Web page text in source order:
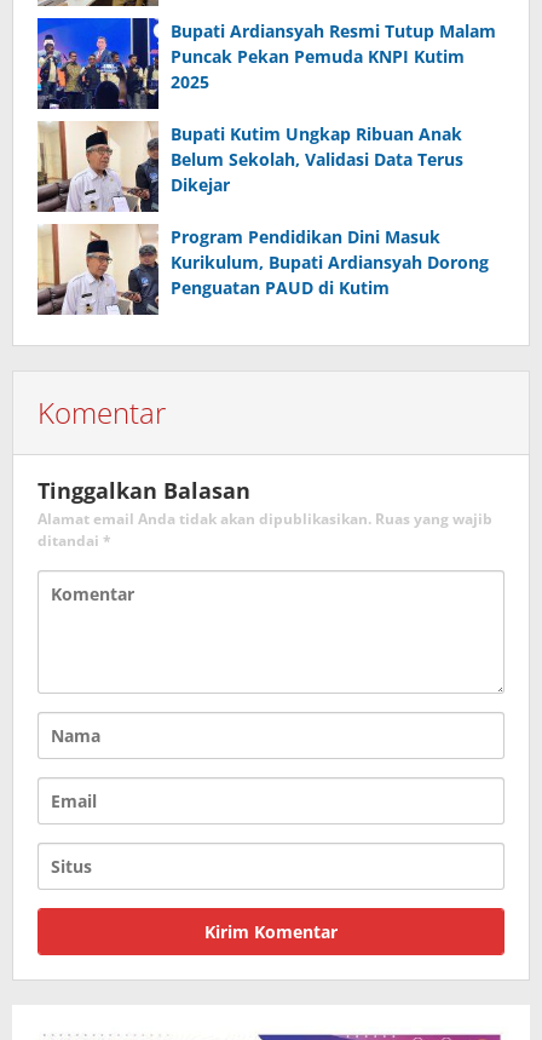
Bupati Ardiansyah Resmi Tutup Malam
Puncak Pekan Pemuda KNPI Kutim
2025
Bupati Kutim Ungkap Ribuan Anak
Belum Sekolah, Validasi Data Terus
Dikejar
Program Pendidikan Dini Masuk
Kurikulum, Bupati Ardiansyah Dorong
Penguatan PAUD di Kutim
Komentar
Tinggalkan Balasan
Alamat email Anda tidak akan dipublikasikan. Ruas yang wajib
ditandai *